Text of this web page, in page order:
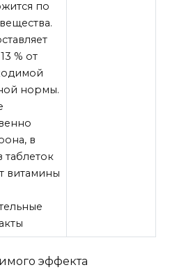
по
% от
нормы.
в
таблеток
витамины
эффекта